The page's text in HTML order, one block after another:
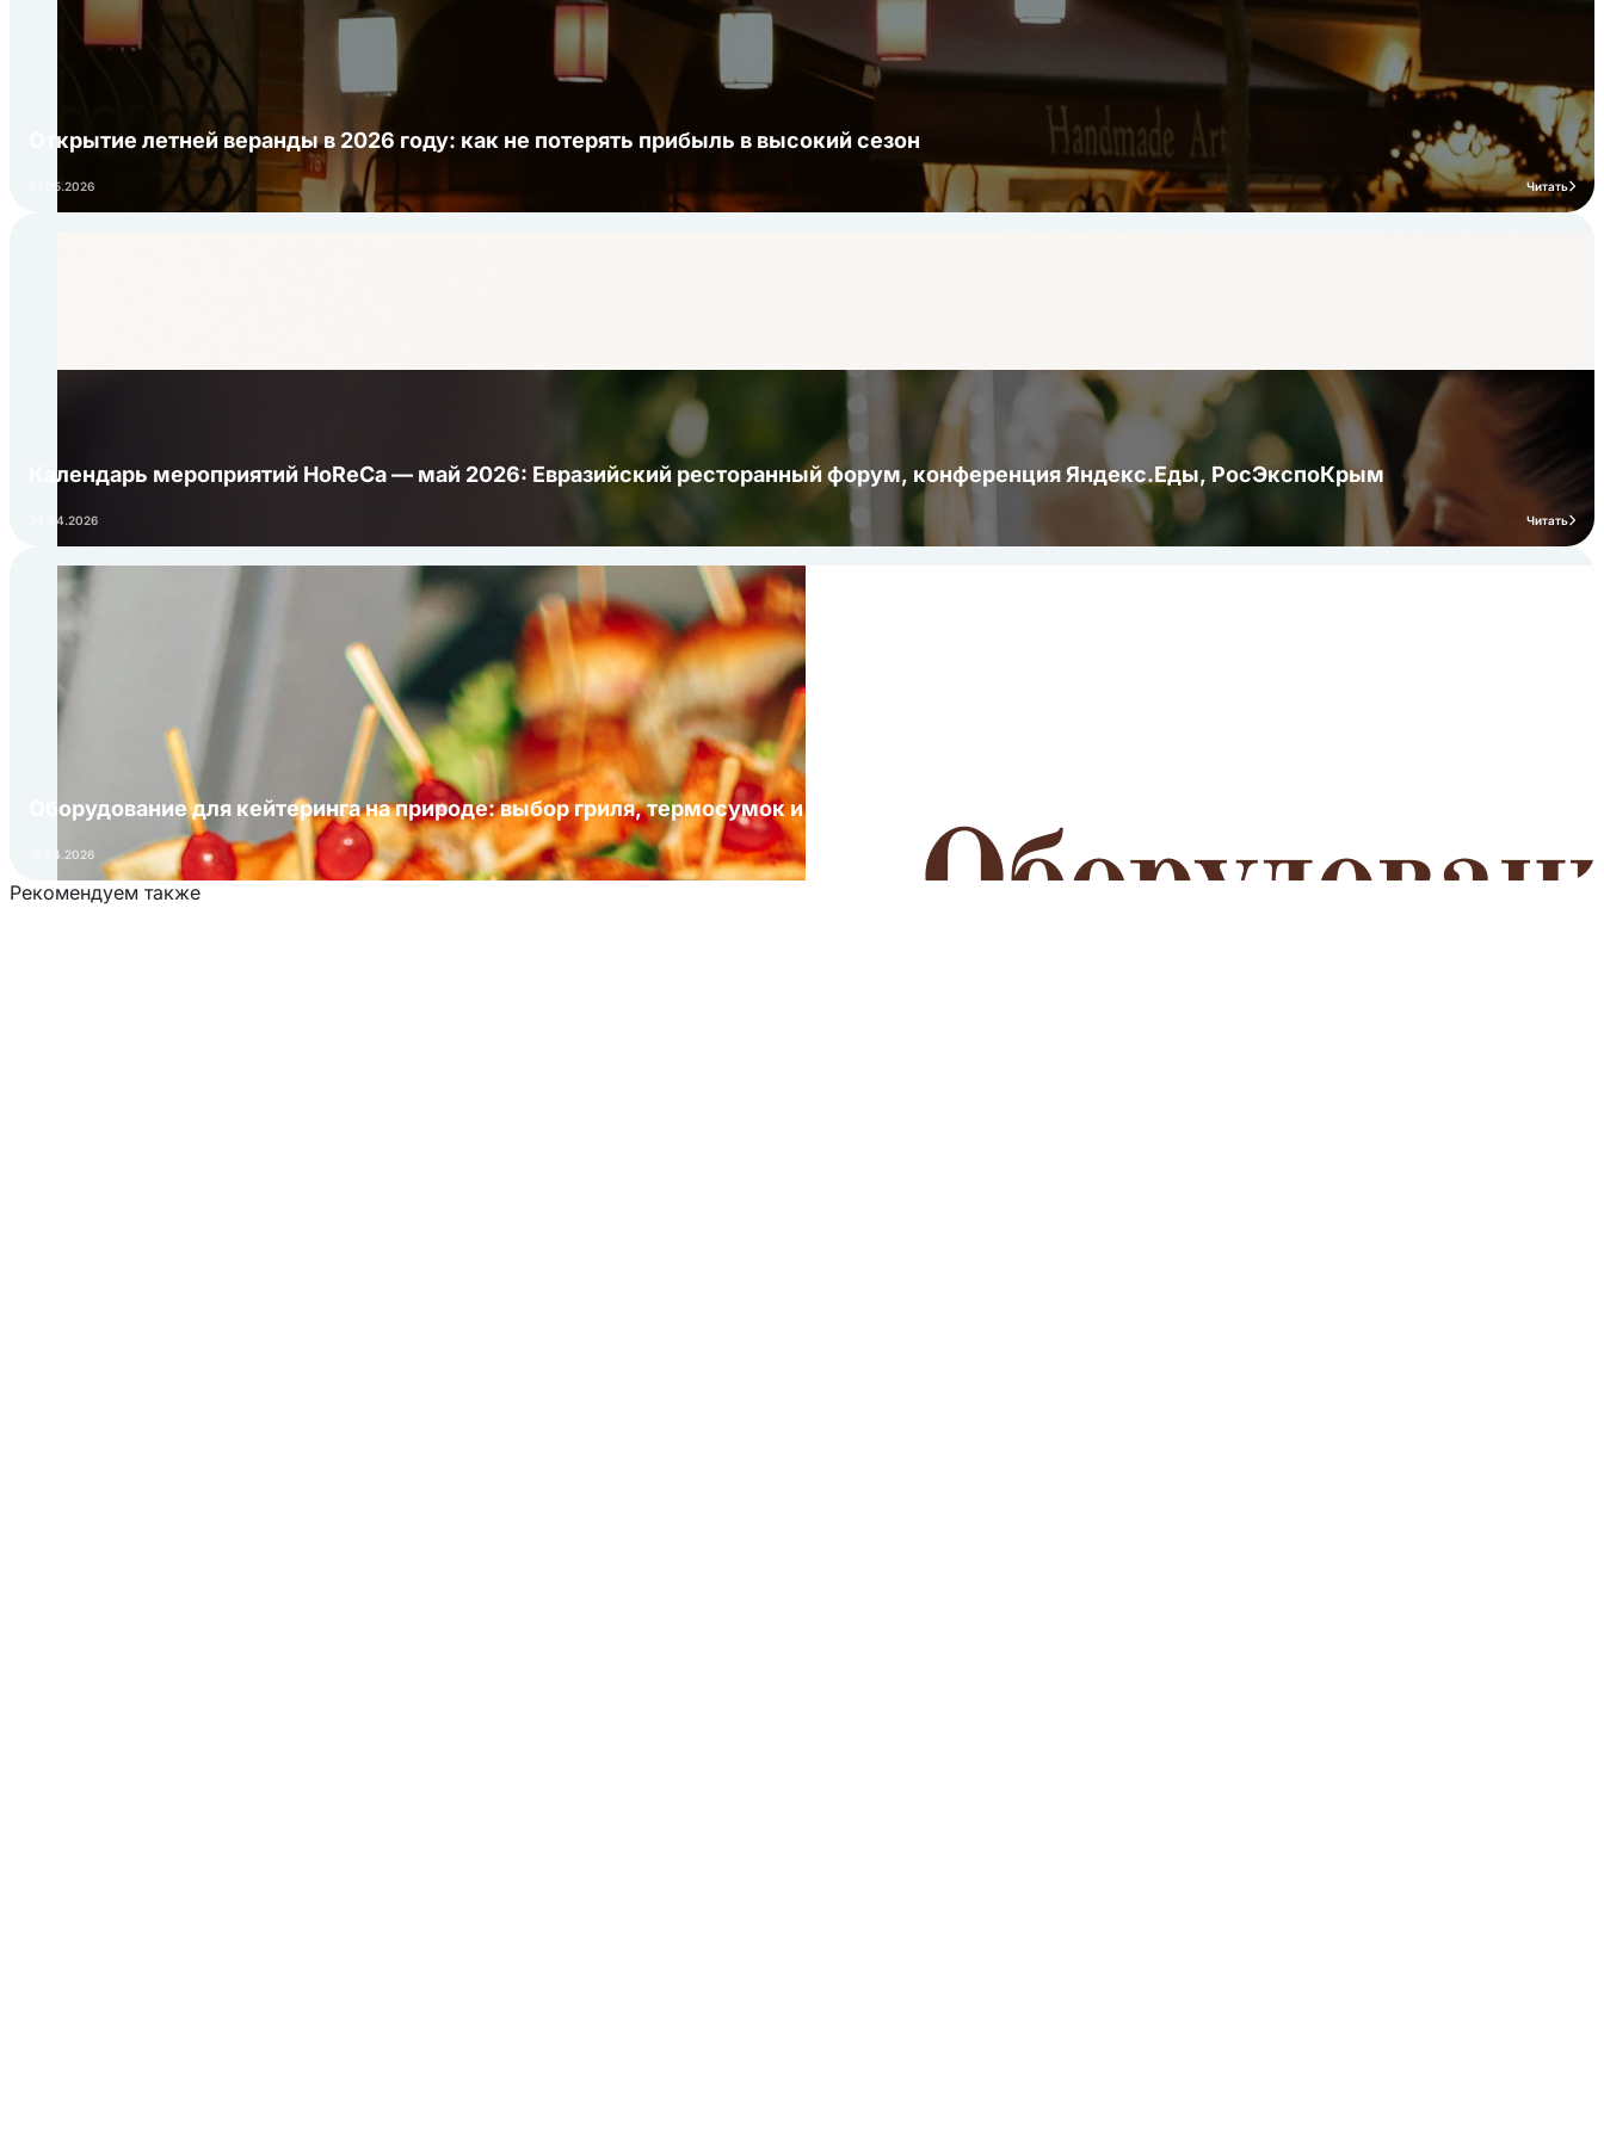
Открытие летней веранды в 2026 году: как не потерять прибыль в высокий сезон
01.05.2026 Читать
Календарь мероприятий HoReCa — май 2026: Евразийский ресторанный форум, конференция Яндекс.Еды, РосЭкспоКрым
24.04.2026 Читать
Оборудование для кейтеринга на природе: выбор гриля, термосумок и посуды для выездных мероприятий
16.04.2026
Рекомендуем также